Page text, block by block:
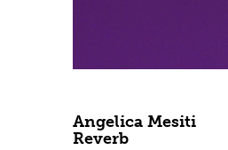
Angelica Mesiti
Reverb